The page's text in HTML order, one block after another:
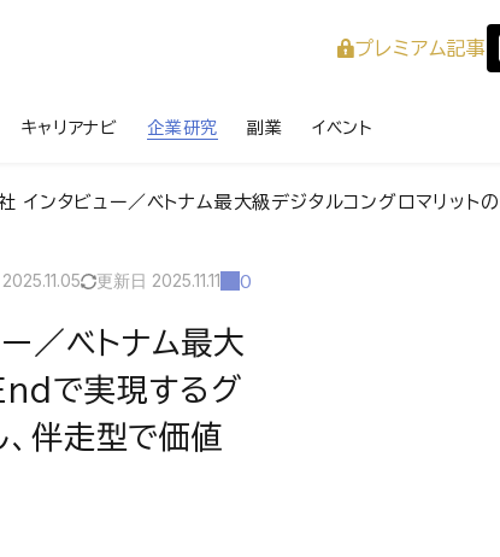
プレミアム記事
キャリアナビ 企業研究 副業 イベント
ルコングロマリットの総合力と、End to Endで実現するグローバルコンサルティング── 多様な業界を横断し、伴
更新日 2025.11.11 0
／ベトナム最大
で実現するグ
伴走型で価値